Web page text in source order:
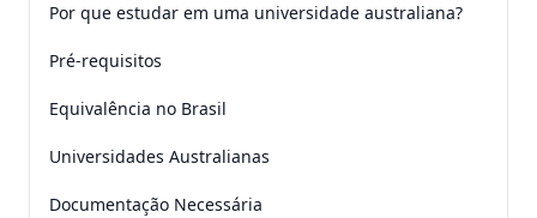
Por que estudar em uma universidade australiana?
Pré-requisitos
Equivalência no Brasil
Universidades Australianas
Documentação Necessária